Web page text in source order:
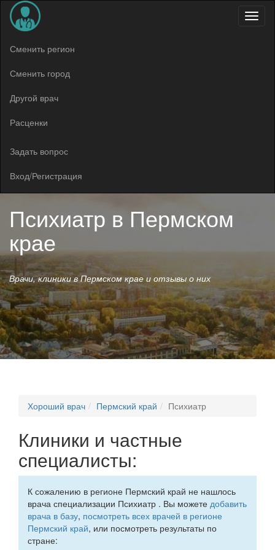
Меню
Сменить регион
Сменить город
Другой врач
Расценки
Задать вопрос
Вход/Регистрация
Психиатр в Пермском
крае
Врачи, клиники в Пермском крае и отзывы о них
Хороший врач Пермский край Психиатр
Клиники и частные
специалисты:
К сожалению в регионе Пермский край не нашлось
врача специализации Психиатр . Вы можете добавить
врача в базу, посмотреть всех врачей в регионе
Пермский край, или посмотреть результаты по
стране: